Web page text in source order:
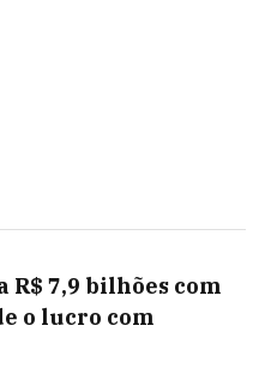
7,9 bilhões com
o lucro com